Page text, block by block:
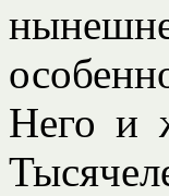
Него и